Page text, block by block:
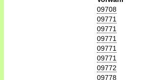
09708
09771
09771
09771
09771
09771
09772
09778